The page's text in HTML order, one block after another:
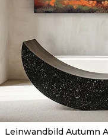
Leinwandbild Autumn